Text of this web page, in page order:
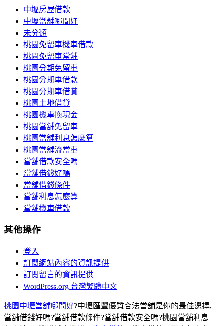
中壢房屋借款
中壢當舖哪間好
未分類
桃園免留車機車借款
桃園免留車當舖
桃園分期免留車
桃園分期車借款
桃園分期車借貸
桃園土地借貸
桃園機車換現金
桃園當舖免留車
桃園當舖利息怎麼算
桃園當舖流當車
當舖借款安全嗎
當舖借錢好嗎
當舖借錢條件
當舖利息怎麼算
當舖機車借款
其他操作
登入
訂閱網站內容的資訊提供
訂閱留言的資訊提供
WordPress.org 台灣繁體中文
桃園中壢當舖哪間好?中壢匯豐優質合法當舖是你的最佳選擇,
當舖借錢好嗎?當舖借款條件?當舖借款安全嗎?桃園當舖利息